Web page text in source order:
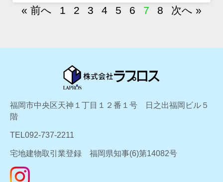
« 前へ
1 2 3 4 5 6 7 8 次へ »
福岡市中央区天神１丁目１２番１号 日之出福岡ビル５
階
TEL092-737-2211
宅地建物取引業登録 福岡県知事(6)第14082号